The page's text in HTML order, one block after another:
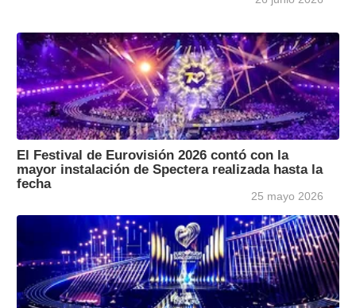
El Festival de Eurovisión 2026 contó con la
mayor instalación de Spectera realizada hasta la
fecha
25 mayo 2026